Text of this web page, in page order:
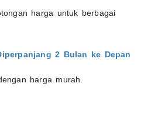
harga untuk berbagai
2 Bulan ke Depan
harga murah.